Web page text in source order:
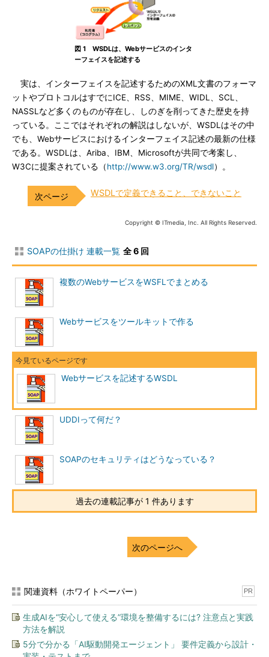
図 1 WSDLは、Webサービスのインタ
ーフェイスを記述する
実は、インターフェイスを記述するためのXML文書のフォーマ
ットやプロトコルはすでにICE、RSS、MIME、WIDL、SCL、
NASSLなど多くのものが存在し、しのぎを削ってきた歴史を持
っている。ここではそれぞれの解説はしないが、WSDLはその中
でも、Webサービスにおけるインターフェイス記述の最新の仕様
である。WSDLは、Ariba、IBM、Microsoftが共同で考案し、
W3Cに提案されている（http://www.w3.org/TR/wsdl）。
WSDLで定義できること、できないこと
Copyright © ITmedia, Inc. All Rights Reserved.
SOAPの仕掛け 連載一覧 全 6 回
複数のWebサービスをWSFLでまとめる
Webサービスをツールキットで作る
Webサービスを記述するWSDL
UDDIって何だ？
SOAPのセキュリティはどうなっている？
過去の連載記事が 1 件あります
次のページへ
関連資料（ホワイトペーパー） PR
生成AIを“安心して使える”環境を整備するには? 注意点と実践
方法を解説
5分で分かる「AI駆動開発エージェント」 要件定義から設計・